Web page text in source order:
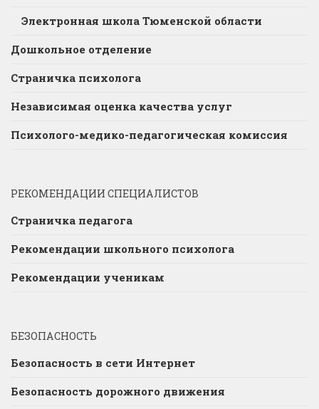
Электронная школа Тюменской области
Дошкольное отделение
Страничка психолога
Независимая оценка качества услуг
Психолого-медико-педагогическая комиссия
РЕКОМЕНДАЦИИ СПЕЦИАЛИСТОВ
Страничка педагога
Рекомендации школьного психолога
Рекомендации ученикам
БЕЗОПАСНОСТЬ
Безопасность в сети Интернет
Безопасность дорожного движения